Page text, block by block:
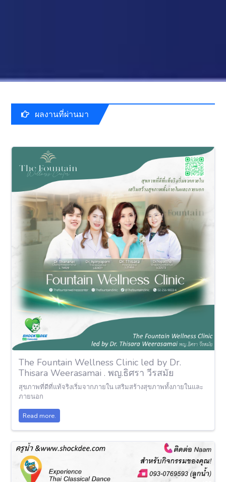
ผลงานที่ผ่านมา
The Fountain Wellness Clinic led by Dr.
Thisara Weerasamai . พญ.ธิศรา วีรสมัย
สุขภาพที่ดีที่แท้จริงเริ่มจากภายใน เสริมสร้างสุขภาพทั้งภายในและ
ภายนอก
Read more.